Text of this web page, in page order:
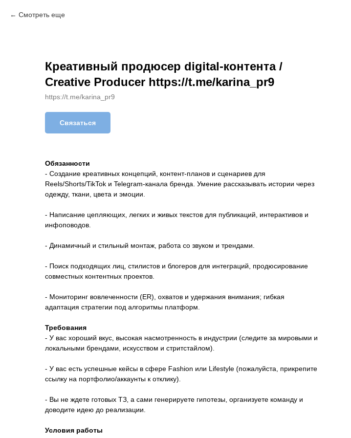
Смотреть еще
Креативный продюсер digital-контента /
Creative Producer https://t.me/karina_pr9
https://t.me/karina_pr9
Связаться
Обязанности
- Создание креативных концепций, контент-планов и сценариев для
Reels/Shorts/TikTok и Telegram-канала бренда. Умение рассказывать истории через
одежду, ткани, цвета и эмоции.
- Написание цепляющих, легких и живых текстов для публикаций, интерактивов и
инфоповодов.
- Динамичный и стильный монтаж, работа со звуком и трендами.
- Поиск подходящих лиц, стилистов и блогеров для интеграций, продюсирование
совместных контентных проектов.
- Мониторинг вовлеченности (ER), охватов и удержания внимания; гибкая
адаптация стратегии под алгоритмы платформ.
Требования
- У вас хороший вкус, высокая насмотренность в индустрии (следите за мировыми и
локальными брендами, искусством и стритстайлом).
- У вас есть успешные кейсы в сфере Fashion или Lifestyle (пожалуйста, прикрепите
ссылку на портфолио/аккаунты к отклику).
- Вы не ждете готовых ТЗ, а сами генерируете гипотезы, организуете команду и
доводите идею до реализации.
Условия работы